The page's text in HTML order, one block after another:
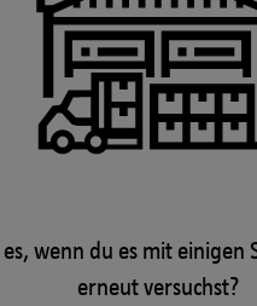
wenn du es mit einigen
erneut versuchst?